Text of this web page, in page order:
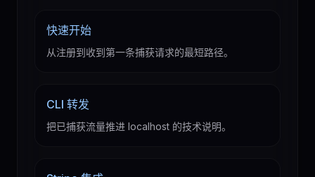
快速开始
从注册到收到第一条捕获请求的最短路径。
CLI 转发
把已捕获流量推进 localhost 的技术说明。